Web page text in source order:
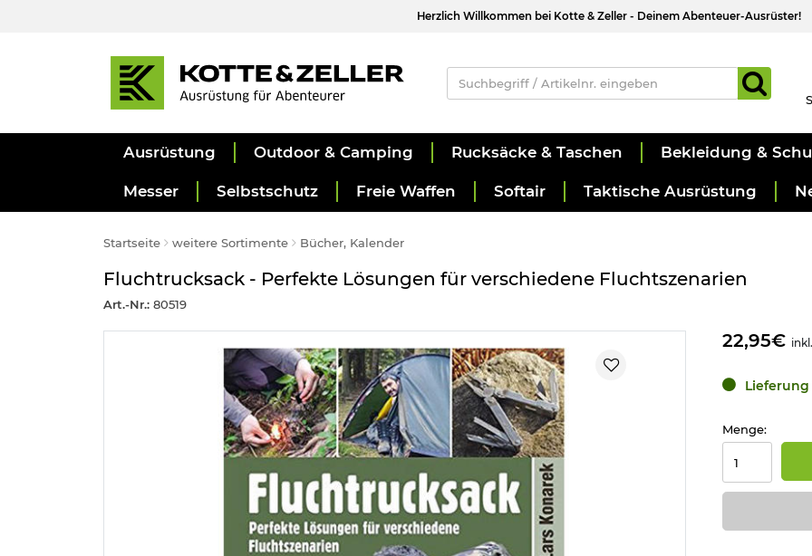
Herzlich Willkommen bei Kotte & Zeller - Deinem Abenteuer-Ausrüster!
Ausrüstung Outdoor & Camping Rucksäcke & Taschen Bekleidung &
Messer Selbstschutz Freie Waffen Softair Taktische Ausrüstung
Startseite weitere Sortimente Bücher, Kalender
Fluchtrucksack - Perfekte Lösungen für verschiedene Fluchtszenarien
Art.-Nr.: 80519
22,95€
Lieferung
Menge: